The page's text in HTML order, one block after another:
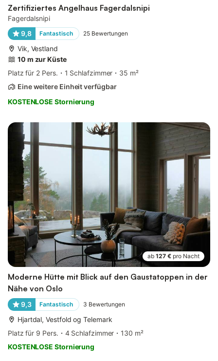
Zertifiziertes Angelhaus Fagerdalsnipi
Fagerdalsnipi
9,8
Fantastisch 25 Bewertungen
Vik, Vestland
10 m zur Küste
Platz für 2 Pers.
1 Schlafzimmer
35 m²
Eine weitere Einheit verfügbar
KOSTENLOSE Stornierung
ab 127 € pro Nacht
Moderne Hütte mit Blick auf den Gaustatoppen in der
Nähe von Oslo
9,3 Fantastisch 3 Bewertungen
Hjartdal, Vestfold og Telemark
Platz für 9 Pers.
4 Schlafzimmer
130 m²
KOSTENLOSE Stornierung